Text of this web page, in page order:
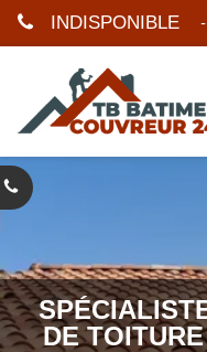
INDISPONIBLE -
DE